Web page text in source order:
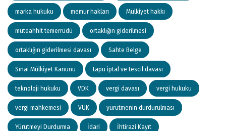
marka hukuku memur hakları Mülkiyet hakkı
müteahhit temerrüdü ortaklığın giderilmesi
ortaklığın giderilmesi davası Sahte Belge
Sınai Mülkiyet Kanunu tapu iptal ve tescil davası
teknoloji hukuku VDK vergi davası vergi hukuku
vergi mahkemesi VUK yürütmenin durdurulması
Yürütmeyi Durdurma İdari İhtirazi Kayıt